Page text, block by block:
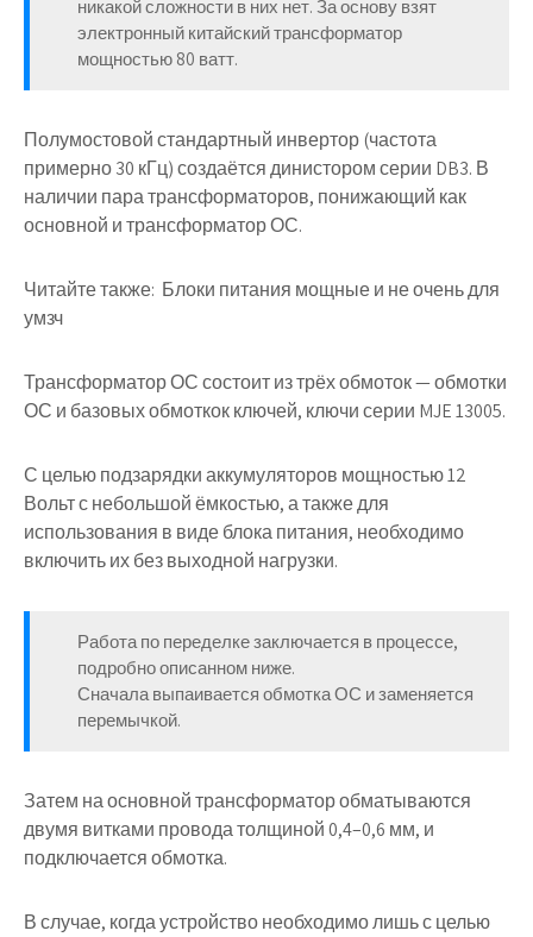
никакой сложности в них нет. За основу взят
электронный китайский трансформатор
мощностью 80 ватт.
Полумостовой стандартный инвертор (частота
примерно 30 кГц) создаётся динистором серии DB3. В
наличии пара трансформаторов, понижающий как
основной и трансформатор ОС.
Читайте также: Блоки питания мощные и не очень для
умзч
Трансформатор ОС состоит из трёх обмоток — обмотки
ОС и базовых обмоткок ключей, ключи серии MJE 13005.
С целью подзарядки аккумуляторов мощностью 12
Вольт с небольшой ёмкостью, а также для
использования в виде блока питания, необходимо
включить их без выходной нагрузки.
Работа по переделке заключается в процессе,
подробно описанном ниже.
Сначала выпаивается обмотка ОС и заменяется
перемычкой.
Затем на основной трансформатор обматываются
двумя витками провода толщиной 0,4–0,6 мм, и
подключается обмотка.
В случае, когда устройство необходимо лишь с целью